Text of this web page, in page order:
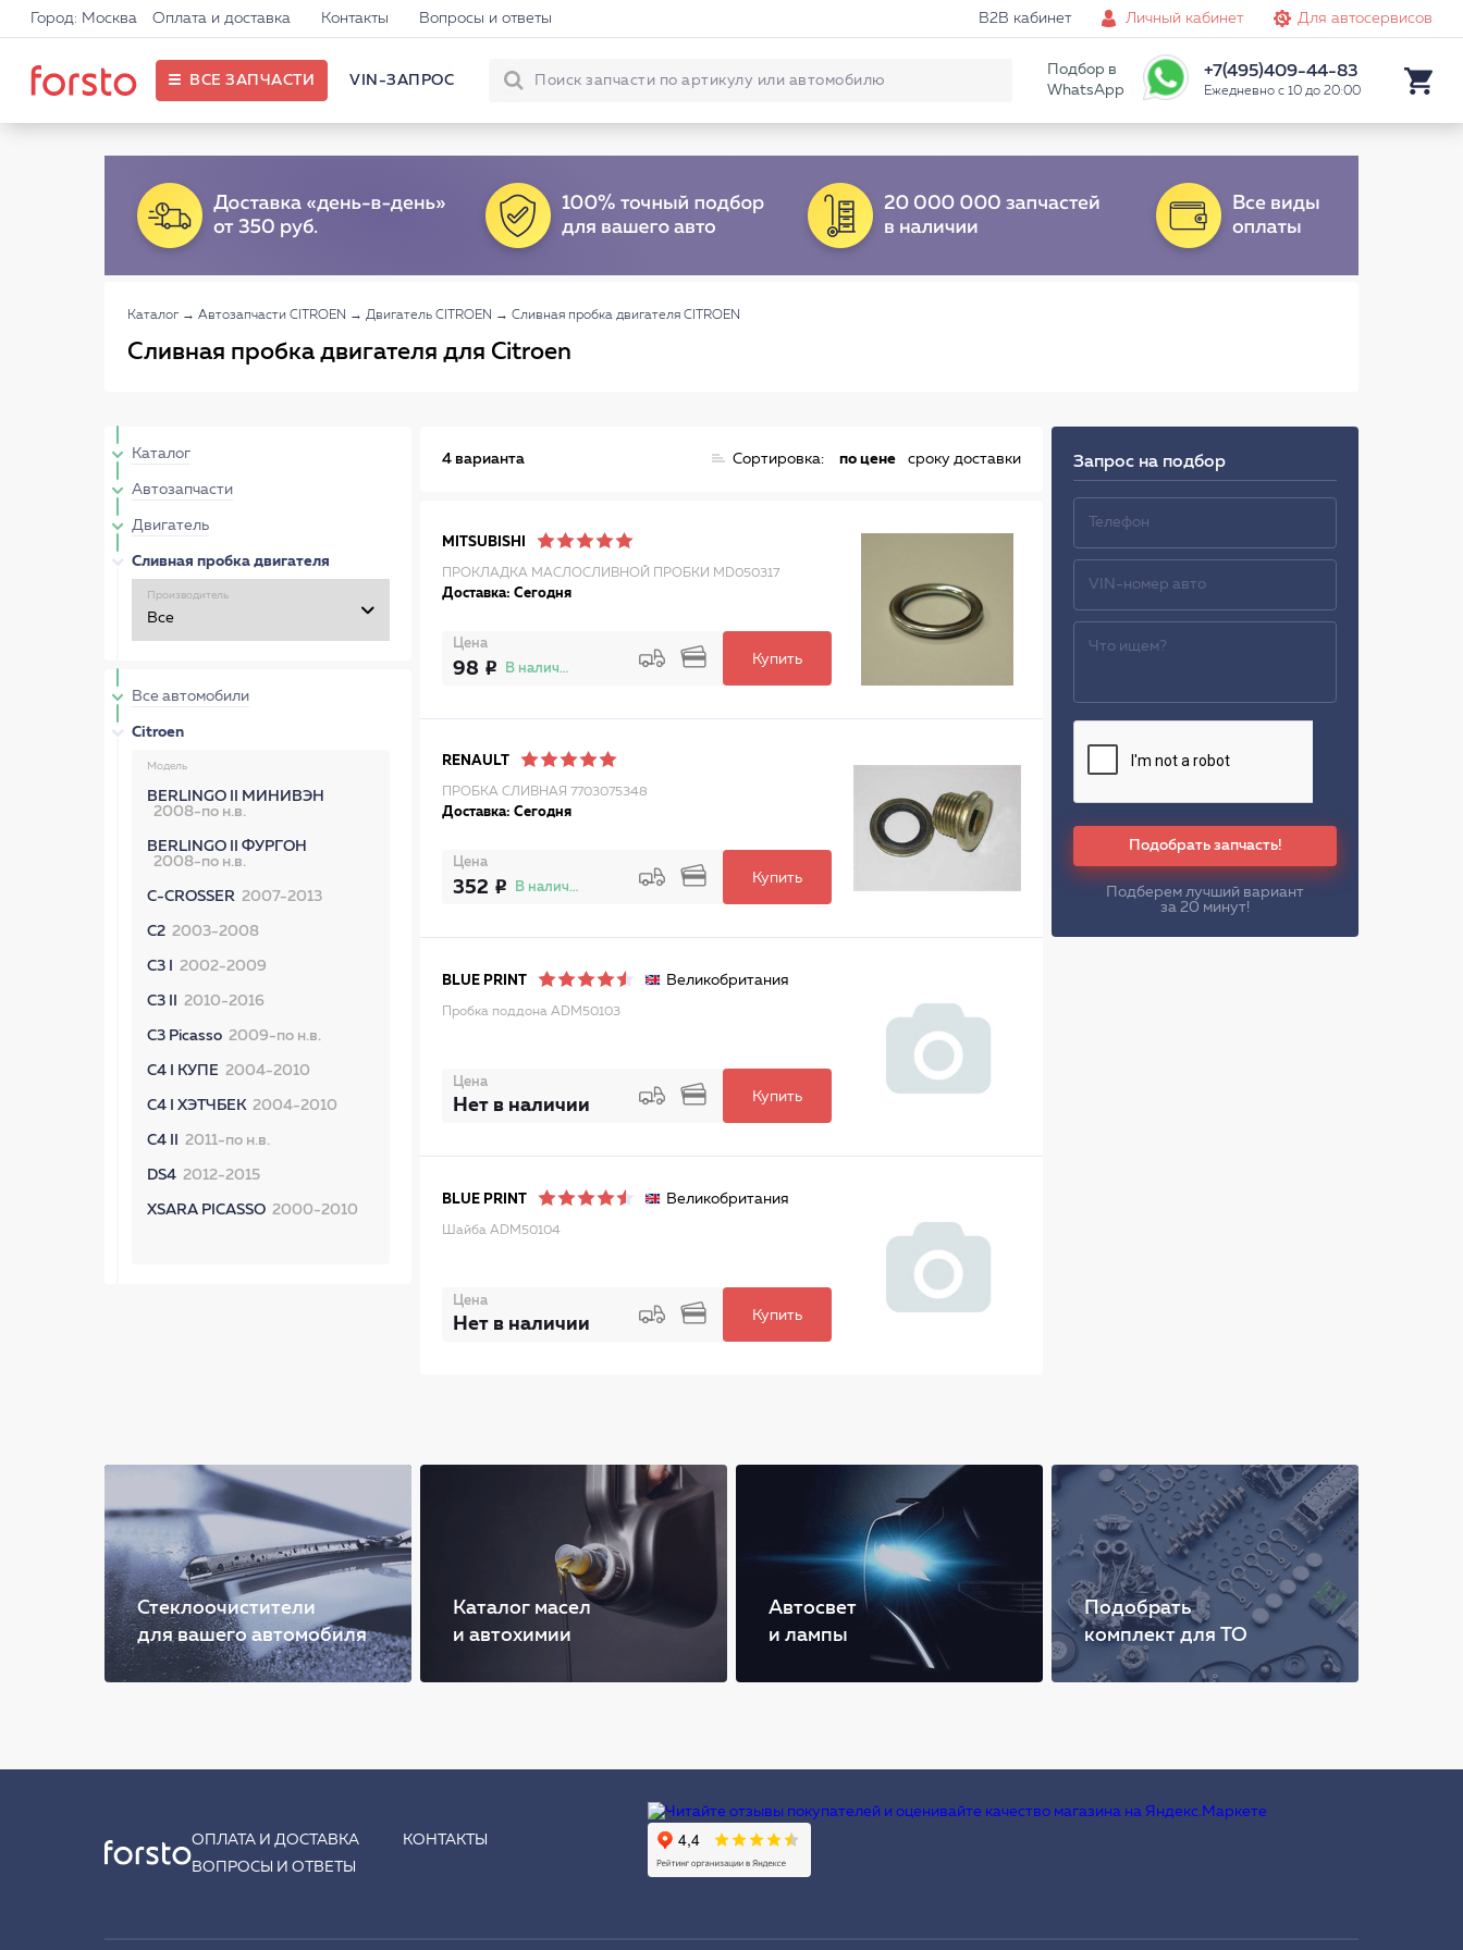
Город: Москва Оплата и доставка Контакты Вопросы и ответы B2B кабинет Личный кабинет Для автосервисов
ВСЕ ЗАПЧАСТИ VIN-ЗАПРОС
Подбор в
WhatsApp
+7(495)409-44-83
Ежедневно с 10 до 20:00
Каталог → Автозапчасти CITROEN → Двигатель CITROEN → Сливная пробка двигателя CITROEN
Сливная пробка двигателя для Citroen
Каталог
Автозапчасти
Двигатель
Сливная пробка двигателя
Производитель
Все автомобили
Citroen
Модель
BERLINGO II МИНИВЭН
2008-по н.в.
BERLINGO II ФУРГОН
2008-по н.в.
C-CROSSER 2007-2013
C2 2003-2008
C3 I 2002-2009
C3 II 2010-2016
C3 Picasso 2009-по н.в.
C4 I КУПЕ 2004-2010
C4 I ХЭТЧБЕК 2004-2010
C4 II 2011-по н.в.
DS4 2012-2015
XSARA PICASSO 2000-2010
4 варианта Сортировка: по цене сроку доставки
MITSUBISHI
ПРОКЛАДКА МАСЛОСЛИВНОЙ ПРОБКИ MD050317
Доставка: Сегодня
Цена
98 В наличии
Купить
RENAULT
ПРОБКА СЛИВНАЯ 7703075348
Доставка: Сегодня
Цена
352 В наличии
Купить
BLUE PRINT Великобритания
Пробка поддона ADM50103
Цена
Нет в наличии Купить
BLUE PRINT Великобритания
Шайба ADM50104
Цена
Нет в наличии Купить
Запрос на подбор
Подобрать запчасть!
Подберем лучший вариант
за 20 минут!
Стеклоочистители
для вашего автомобиля
Каталог масел
и автохимии
Автосвет
и лампы
Подобрать
комплект для ТО
ОПЛАТА И ДОСТАВКА
КОНТАКТЫ
ВОПРОСЫ И ОТВЕТЫ